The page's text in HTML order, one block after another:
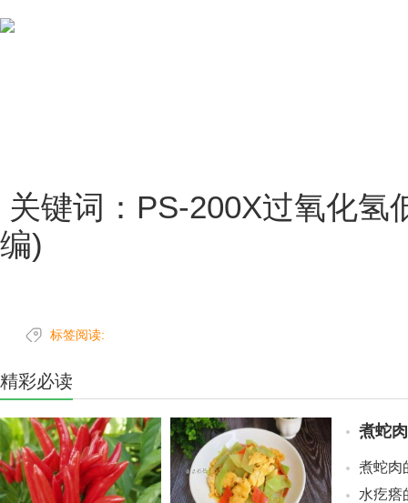
关键词：PS-200X过氧化氢
编)
标签阅读:
精彩必读
煮蛇
煮蛇肉
水疙瘩